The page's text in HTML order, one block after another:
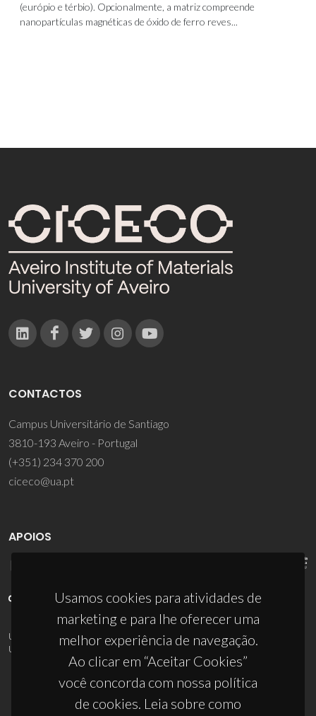
(európio e térbio). Opcionalmente, a matriz compreende
nanopartículas magnéticas de óxido de ferro reves...
Usamos cookies para atividades de
marketing e para lhe oferecer uma
melhor experiência de navegação.
Ao clicar em “Aceitar Cookies”
você concorda com nossa política
de cookies. Leia sobre como
CONTACTOS
Campus Universitário de Santiago
3810-193 Aveiro - Portugal
(+351) 234 370 200
ciceco@ua.pt
APOIOS
UID/PRR/50011/2025(DOI:10.54499/UID/PRR/50011/2025) &
UID/PRR2/50011/2025 (DOI:10.54499/UID/PRR2/50011/2025)